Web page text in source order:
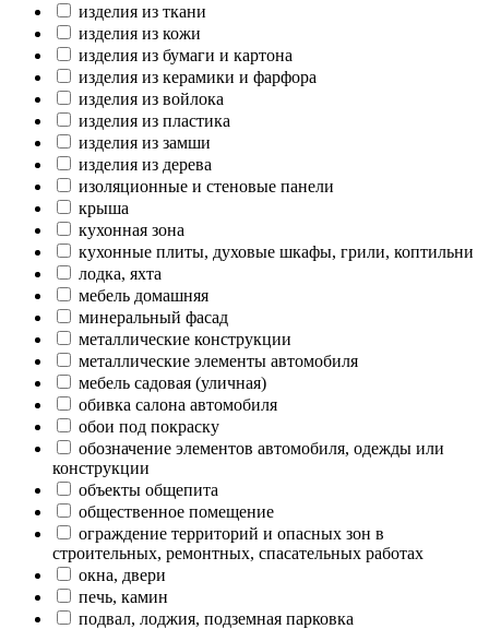
изделия из ткани
изделия из кожи
изделия из бумаги и картона
изделия из керамики и фарфора
изделия из войлока
изделия из пластика
изделия из замши
изделия из дерева
изоляционные и стеновые панели
крыша
кухонная зона
кухонные плиты, духовые шкафы, грили, коптильни
лодка, яхта
мебель домашняя
минеральный фасад
металлические конструкции
металлические элементы автомобиля
мебель садовая (уличная)
обивка салона автомобиля
обои под покраску
обозначение элементов автомобиля, одежды или
конструкции
объекты общепита
общественное помещение
ограждение территорий и опасных зон в
строительных, ремонтных, спасательных работах
окна, двери
печь, камин
подвал, лоджия, подземная парковка